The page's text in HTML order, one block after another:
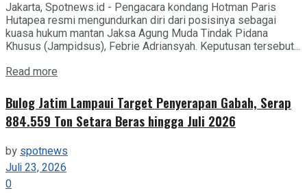
Jakarta, Spotnews.id - Pengacara kondang Hotman Paris
Hutapea resmi mengundurkan diri dari posisinya sebagai
kuasa hukum mantan Jaksa Agung Muda Tindak Pidana
Khusus (Jampidsus), Febrie Adriansyah. Keputusan tersebut...
Read more
Bulog Jatim Lampaui Target Penyerapan Gabah, Serap
884.559 Ton Setara Beras hingga Juli 2026
by spotnews
Juli 23, 2026
0